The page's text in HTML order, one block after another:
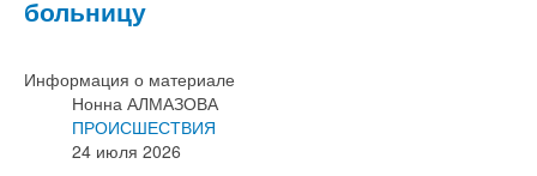
больницу
Информация о материале
Нонна АЛМАЗОВА
ПРОИСШЕСТВИЯ
24 июля 2026